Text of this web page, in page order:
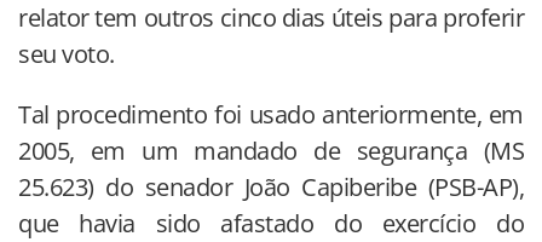
relator tem outros cinco dias úteis para proferir
seu voto.
Tal procedimento foi usado anteriormente, em
2005, em um mandado de segurança (MS
25.623) do senador João Capiberibe (PSB-AP),
que havia sido afastado do exercício do